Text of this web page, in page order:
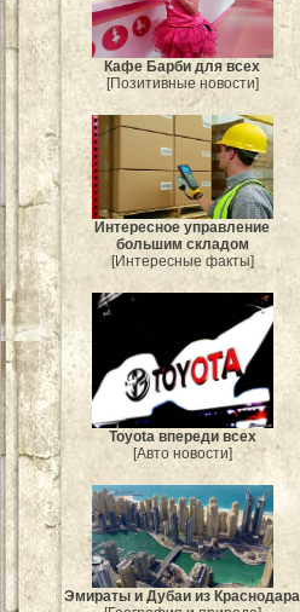
Кафе Барби для всех
[Позитивные новости]
Интересное управление
большим складом
[Интересные факты]
Toyota впереди всех
[Авто новости]
Эмираты и Дубаи из Краснодара